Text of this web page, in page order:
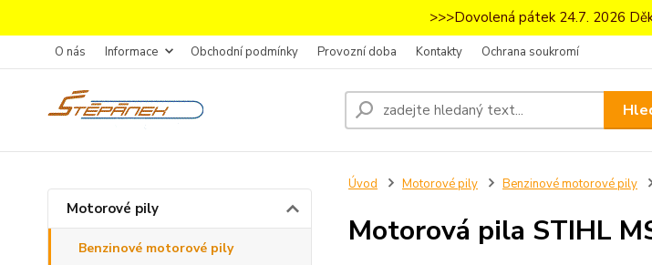
>>>Dovolená pátek 24.7. 2026
O nás Informace Obchodní podmínky Provozní doba Kontakty Ochrana soukromí
Motorové pily
Benzinové motorové pily
Úvod Motorové pily Benzinové motorové pily
Motorová pila STIHL